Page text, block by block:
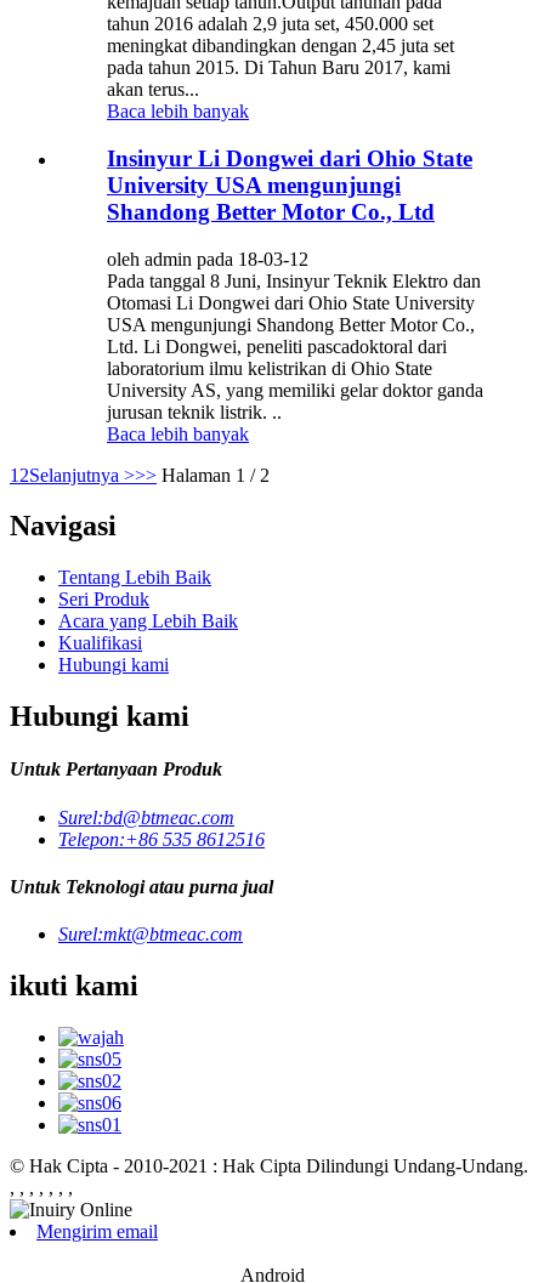
tahun 2016 adalah 2,9 juta set, 450.000 set
meningkat dibandingkan dengan 2,45 juta set
pada tahun 2015. Di Tahun Baru 2017, kami
akan terus...
Baca lebih banyak
Insinyur Li Dongwei dari Ohio State
University USA mengunjungi
Shandong Better Motor Co., Ltd
oleh admin pada 18-03-12
Pada tanggal 8 Juni, Insinyur Teknik Elektro dan
Otomasi Li Dongwei dari Ohio State University
USA mengunjungi Shandong Better Motor Co.,
Ltd. Li Dongwei, peneliti pascadoktoral dari
laboratorium ilmu kelistrikan di Ohio State
University AS, yang memiliki gelar doktor ganda
jurusan teknik listrik. ..
Baca lebih banyak
1 2Selanjutnya >>> Halaman 1 / 2
Navigasi
Tentang Lebih Baik
Seri Produk
Acara yang Lebih Baik
Kualifikasi
Hubungi kami
Hubungi kami
Untuk Pertanyaan Produk
Surel:bd@btmeac.com
Telepon:+86 535 8612516
Untuk Teknologi atau purna jual
Surel:mkt@btmeac.com
ikuti kami
© Hak Cipta - 2010-2021 : Hak Cipta Dilindungi Undang-Undang.
, , , , , , ,
Mengirim email
Android